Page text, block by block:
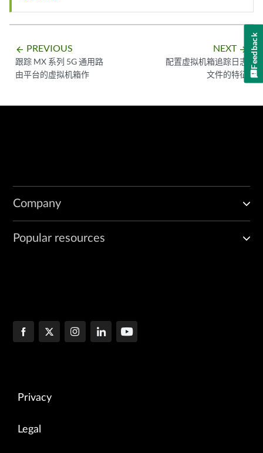
arrow_backward PREVIOUS
跟踪 MX 系列 5G 通用路
由平台的虚拟机箱作
NEXT arrow_forward
配置虚拟机箱追踪日志
文件的特征
Company
Popular resources
Privacy
Legal
Feedback